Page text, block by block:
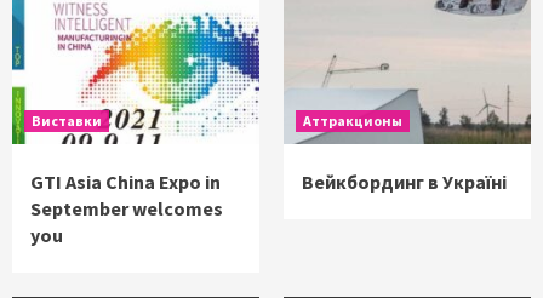
Виставки
GTI Asia China Expo in
September welcomes
you
Аттракционы
Вейкбординг в Україні